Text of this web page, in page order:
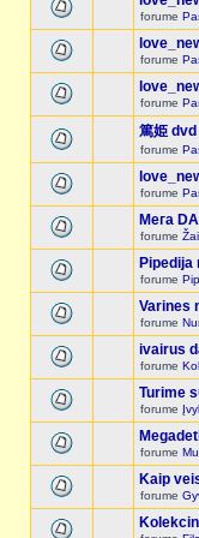
forume
forume
forume
篤姫 dvd
forume
forume
Мега
forume
Pipedija
forume
Varines
forume
ivairus
forume
Turime
forume
forume
Kaip
forume